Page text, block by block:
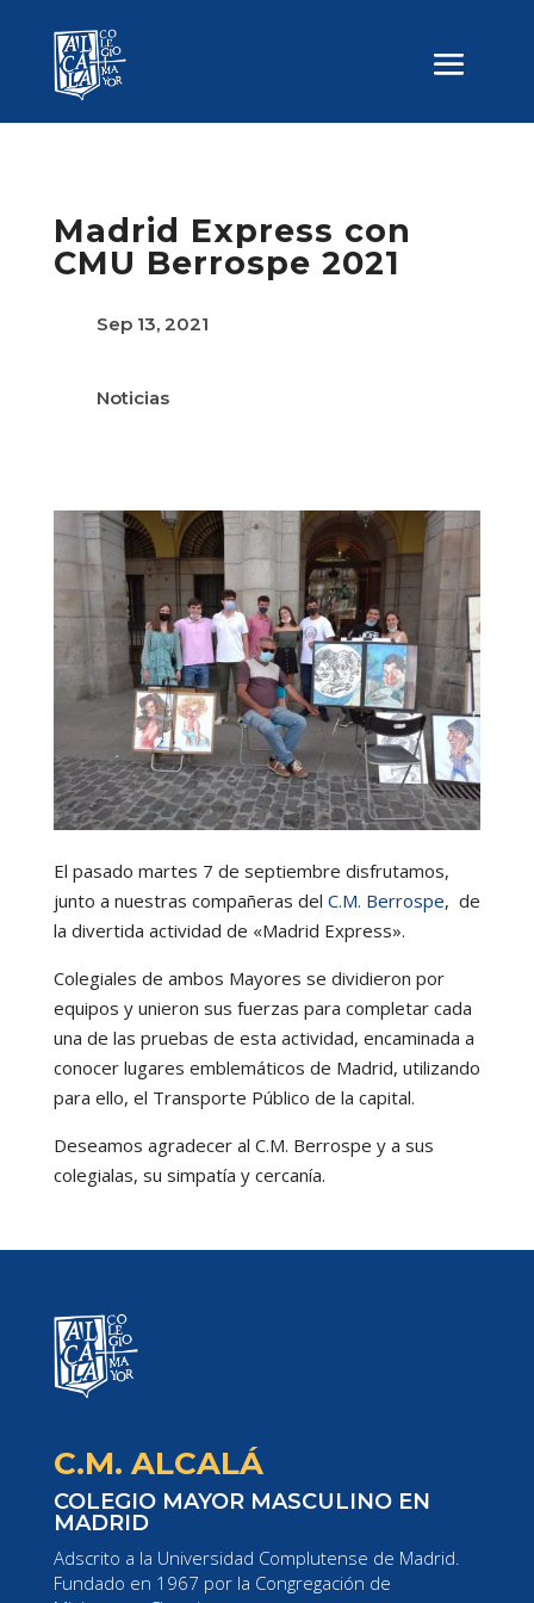
Madrid Express con
CMU Berrospe 2021
Sep 13, 2021
Noticias
El pasado martes 7 de septiembre disfrutamos,
junto a nuestras compañeras del C.M. Berrospe, de
la divertida actividad de «Madrid Express».
Colegiales de ambos Mayores se dividieron por
equipos y unieron sus fuerzas para completar cada
una de las pruebas de esta actividad, encaminada a
conocer lugares emblemáticos de Madrid, utilizando
para ello, el Transporte Público de la capital.
Deseamos agradecer al C.M. Berrospe y a sus
colegialas, su simpatía y cercanía.
C.M. ALCALÁ
COLEGIO MAYOR MASCULINO EN
MADRID
Adscrito a la Universidad Complutense de Madrid.
Fundado en 1967 por la Congregación de